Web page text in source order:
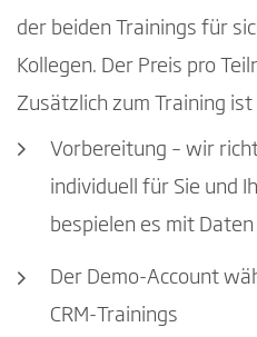
der beiden Trainings für
Kollegen. Der Preis pro
Zusätzlich zum Training
Vorbereitung – wir
individuell für Sie und
bespielen es mit
Der Demo-Account
CRM-Trainings